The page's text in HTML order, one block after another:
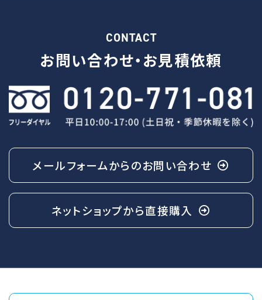
CONTACT
お問い合わせ・お見積依頼
メールフォームからのお問い合わせ
ネットショップから直接購入